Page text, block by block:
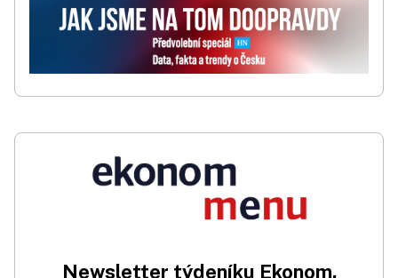
Newsletter týdeníku Ekonom.